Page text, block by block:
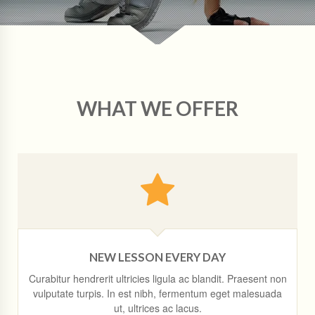
WHAT WE OFFER
NEW LESSON EVERY DAY
Curabitur hendrerit ultricies ligula ac blandit. Praesent non
vulputate turpis. In est nibh, fermentum eget malesuada
ut, ultrices ac lacus.